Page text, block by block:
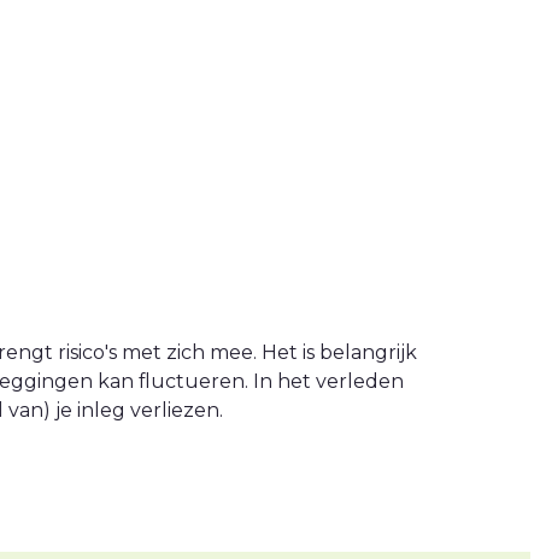
risico's met zich mee. Het is belangrijk
kan fluctueren. In het verleden
je inleg verliezen.